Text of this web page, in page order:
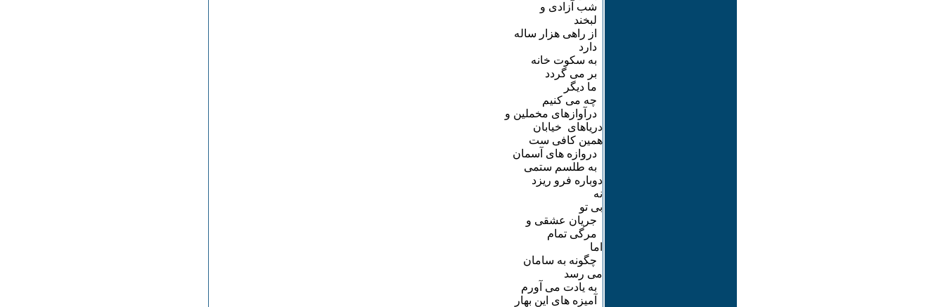
شب آزادی و
لبخند
از راهی هزار ساله
دارد
به سکوت خانه
بر می گردد
ما دیگر
چه می کنیم
درآوازهای مخملین و
دریاهای خیابان
همین کافی ست
دروازه های آسمان
به طلسم ستمی
دوباره فرو ریزد
نه
بی تو
جریان عشقی و
مرگی تمام
اما
چگونه به سامان
می رسد
به یادت می آورم
آمیزه های این بهار